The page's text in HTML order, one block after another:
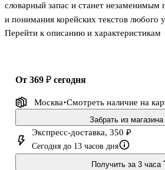
словарный запас и станет
и понимания корейских текстов любого
сложности.Словарь предназначен для
Перейти к описанию и характеристикам
от 369 ₽ сегодня
Москва Смотреть наличие на
Забрать из магазина
Экспресс-доставка, 350 ₽
Сегодня до 13 часов дня
Получить за 3 часа